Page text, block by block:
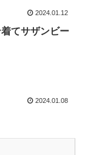
2024.01.12
てサザンビー
2024.01.08